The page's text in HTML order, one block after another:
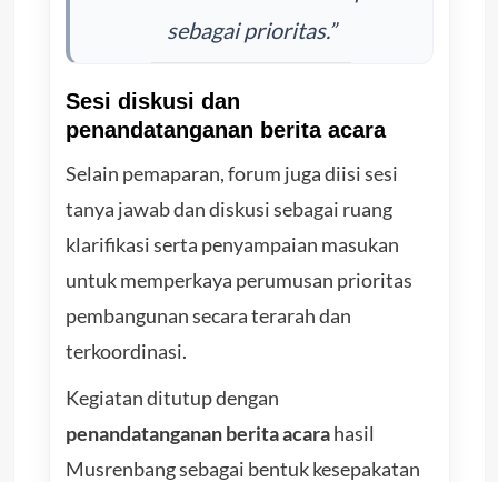
sebagai prioritas.”
Sesi diskusi dan
penandatanganan berita acara
Selain pemaparan, forum juga diisi sesi
tanya jawab dan diskusi sebagai ruang
klarifikasi serta penyampaian masukan
untuk memperkaya perumusan prioritas
pembangunan secara terarah dan
terkoordinasi.
Kegiatan ditutup dengan
penandatanganan berita acarahasil
Musrenbang sebagai bentuk kesepakatan